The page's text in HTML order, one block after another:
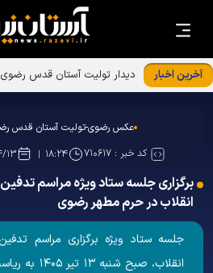
آخرین اخبار دیدار تولیت آستان قدس
عکس رضوی-تولیت آستان قدس
کد خبر : ۷۱۰۶۱۷ ۱۸:۲۴
برگزاری جلسه ستاد ویژه مراسم
انقلاب در حرم مطهر رضوی
جلسه ستاد ویژه برگزاری مراسم
انقلاب، صبح